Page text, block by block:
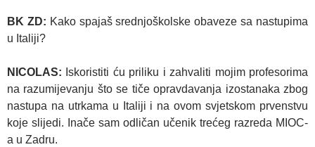
BK ZD: Kako spajaš srednjoškolske obaveze sa nastupima
u Italiji?
NICOLAS: Iskoristiti ću priliku i zahvaliti mojim profesorima
na razumijevanju što se tiče opravdavanja izostanaka zbog
nastupa na utrkama u Italiji i na ovom svjetskom prvenstvu
koje slijedi. Inače sam odličan učenik trećeg razreda MIOC-
a u Zadru.